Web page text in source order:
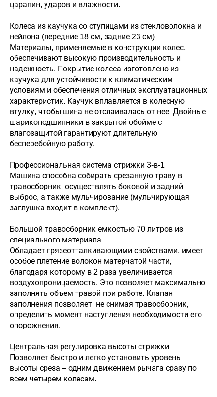
царапин, ударов и влажности.
Колеса из каучука со ступицами из стекловолокна и
нейлона (передние 18 см, задние 23 см)
Материалы, применяемые в конструкции колес,
обеспечивают высокую производительность и
надежность. Покрытие колеса изготовлено из
каучука для устойчивости к климатическим
условиям и обеспечения отличных эксплуатационных
характеристик. Каучук вплавляется в колесную
втулку, чтобы шина не отслаивалась от нее. Двойные
шарикоподшипники в закрытой обойме с
влагозащитой гарантируют длительную
бесперебойную работу.
Профессиональная система стрижки 3-в-1
Машина способна собирать срезанную траву в
травосборник, осуществлять боковой и задний
выброс, а также мульчирование (мульчирующая
заглушка входит в комплект).
Большой травосборник емкостью 70 литров из
специального материала
Обладает грязеотталкивающими свойствами, имеет
особое плетение волокон матерчатой части,
благодаря которому в 2 раза увеличивается
воздухопроницаемость. Это позволяет максимально
заполнять объем травой при работе. Клапан
заполнения позволяет, не снимая травосборник,
определить момент наступления необходимости его
опорожнения.
Центральная регулировка высоты стрижки
Позволяет быстро и легко установить уровень
высоты среза – одним движением рычага сразу по
всем четырем колесам.